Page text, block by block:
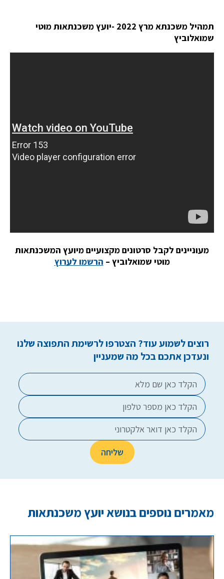
תמהיל משכנתא מרץ 2022 -יועץ משכנתאות מוטי
שמואלוביץ
מעוניינים לקבל סרטונים מקצועיים מיועץ המשכנתאות
מוטי שמואלוביץ – הרשמו לערוץ
רוצים לשמוע עוד? הצטרפו לרשימת התפוצה שלנו
ונעדכן אתכם בכל מה שמעניין
מאמרים נוספים בנושא יועץ משכנתאות